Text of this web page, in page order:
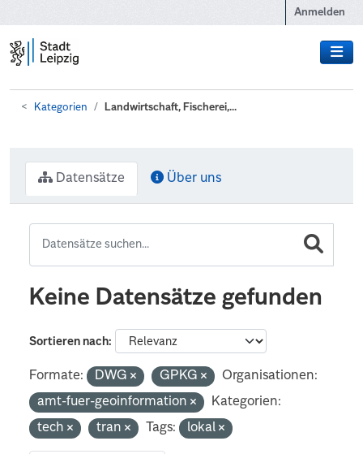
Anmelden
Kategorien Landwirtschaft, Fischerei,...
Datensätze Über uns
Keine Datensätze gefunden
Sortieren nach
Formate: DWG GPKG
Organisationen:
amt-fuer-geoinformation
Kategorien:
tech
tran Tags: lokal